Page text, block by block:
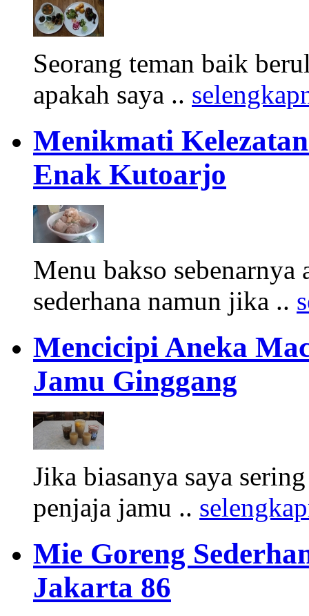
Seorang teman baik
apakah saya ..
Menikmati
Enak Kutoarjo
Menu bakso
sederhana namun jika ..
Mencicipi Aneka
Jamu Ginggang
Jika biasanya saya
penjaja jamu ..
Mie Goreng
Jakarta 86